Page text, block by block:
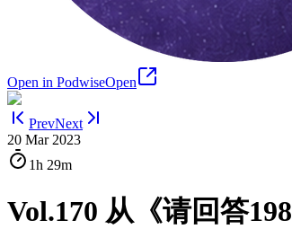
Open in PodwiseOpen
PrevNext
20 Mar 2023
1h 29m
Vol.170 从《请回答